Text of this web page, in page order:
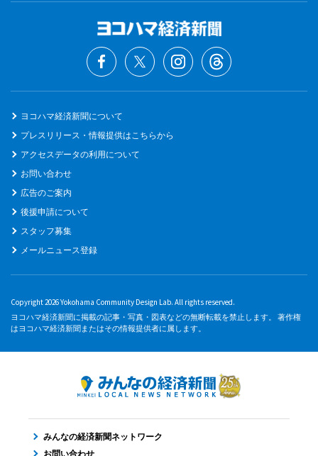
ヨコハマ経済新聞について
プレスリリース・情報提供はこちらから
アクセスデータの利用について
お問い合わせ
広告のご案内
後援申請について
スタッフ募集
メールニュース登録
Copyright 2026 Yokohama Community Design Lab. All rights reserved.
ヨコハマ経済新聞に掲載の記事・写真・図表などの無断転載を禁止します。 著作権
はヨコハマ経済新聞またはその情報提供者に属します。
みんなの経済新聞ネットワーク
お問い合わせ